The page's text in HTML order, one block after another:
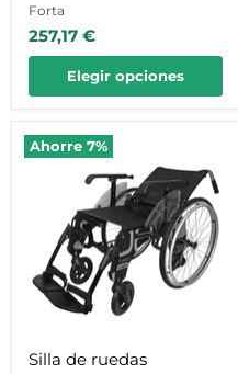
propulsable de
aluminio con
reposapiés extraibles y
regulables
Forta
257,17 €
Elegir opciones
Ahorre7%
Silla
de
propulsable
reposapiés
extraibles
Silla de ruedas